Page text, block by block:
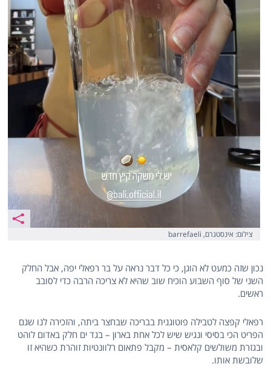
צילום: אינסטגרם, barrefaeli
נכון שזה כמעט לא הוגן, כי כל דבר נראה על בר רפאלי יפה, אבל החלק
השני של סוף השבוע הוכיח שוב שהיא לא צריכה הרבה כדי לסובב
ראשים.
רפאלי קפצה לטבילה פוטוגנית בבריכה שבחצר ביתה, והזכירה לנו שגם
הפריט הכי בסיסי ונגיש שיש לכל אחת בארון – בגד ים חלק באדום לוהט
ובגזרת משולשים קלאסית – מקבל פתאום רלוונטיות זוהרת כשהיא זו
שלובשת אותו.